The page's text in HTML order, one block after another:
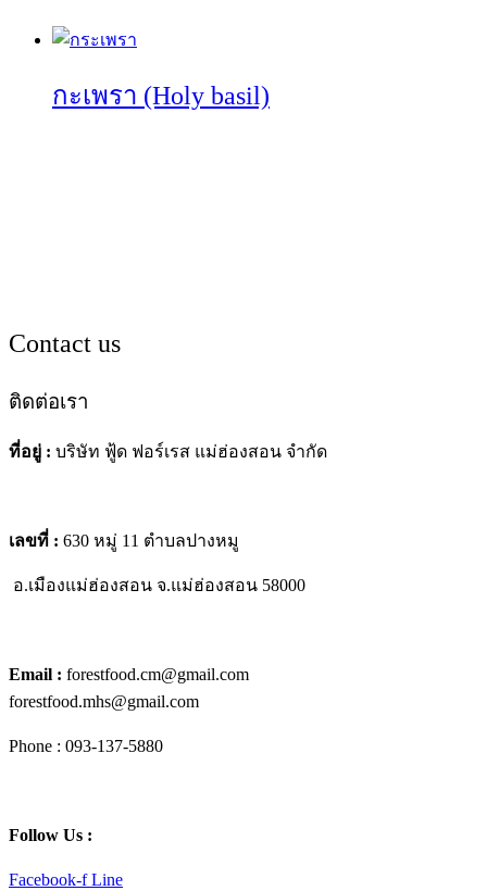
กะเพรา (Holy basil)
Contact us
ติดต่อเรา
ที่อยู่ : บริษัท ฟู้ด ฟอร์เรส แม่ฮ่องสอน จำกัด
เลขที่ : 630 หมู่ 11 ตำบลปางหมู
อ.เมืองแม่ฮ่องสอน จ.แม่ฮ่องสอน 58000
Email : forestfood.cm@gmail.com
forestfood.mhs@gmail.com
Phone : 093-137-5880
Follow Us :
Facebook-f Line